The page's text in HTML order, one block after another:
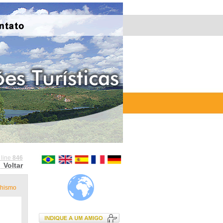
846
Voltar